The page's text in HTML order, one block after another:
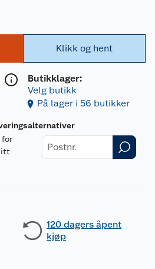
Klikk og hent
Butikklager:
Velg butikk
På lager i 56 butikker
for
120 dagers åpent
kjøp